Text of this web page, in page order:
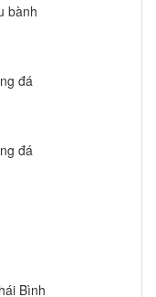
bành
đá
đá
Bình